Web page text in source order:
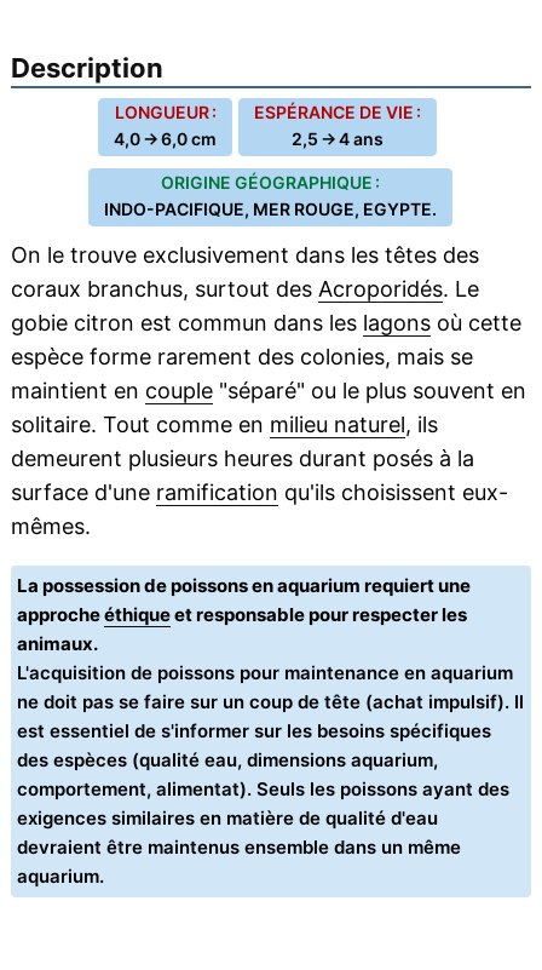
Description
LONGUEUR :
4,0 → 6,0 cm
ESPÉRANCE DE VIE :
2,5 → 4 ans
ORIGINE GÉOGRAPHIQUE :
INDO-PACIFIQUE, MER ROUGE, EGYPTE.
On le trouve exclusivement dans les têtes des
coraux branchus, surtout des Acroporidés. Le
gobie citron est commun dans les lagonsoù cette
espèce forme rarement des colonies, mais se
maintient en couple"séparé" ou le plus souvent en
solitaire. Tout comme en milieu naturel, ils
demeurent plusieurs heures durant posés à la
surface d'une ramification qu'ils choisissent eux-
mêmes.
La possession de poissons en aquarium requiert une
approcheéthiqueet responsable pour respecter les
animaux.
L'acquisition de poissons pour maintenance en aquarium
ne doit pas se faire sur un coup de tête (achat impulsif). Il
est essentiel de s'informer sur les besoins spécifiques
des espèces (qualité eau, dimensions aquarium,
comportement, alimentat). Seuls les poissons ayant des
exigences similaires en matière de qualité d'eau
devraient être maintenus ensemble dans un même
aquarium.